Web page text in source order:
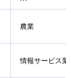
農業
情報サービス業